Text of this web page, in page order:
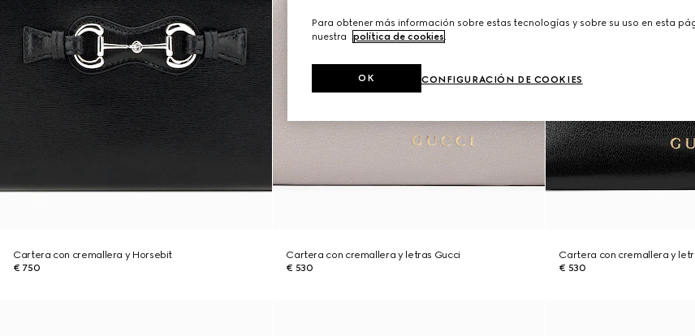
Cartera con cremallera y Horsebit
€ 750
Cartera con cremallera y letras Gucci
€ 530
Cartera con cremallera y
€ 530
Para obtener más información sobre estas tecnologías y sobre su uso en esta
nuestra
política de cookies.
CONFIGURACIÓN DE COOKIES
OK